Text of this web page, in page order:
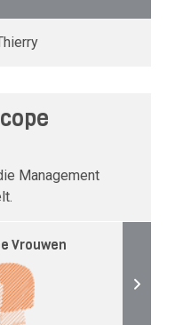
Management
Vrouwen